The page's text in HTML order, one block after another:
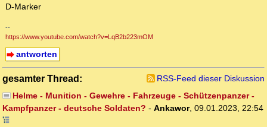
D-Marker
--
https://www.youtube.com/watch?v=LqB2b223mOM
antworten
gesamter Thread:
RSS-Feed dieser Diskussion
Helme - Munition - Gewehre - Fahrzeuge - Schützenpanzer -
Kampfpanzer - deutsche Soldaten? - Ankawor, 09.01.2023, 22:54